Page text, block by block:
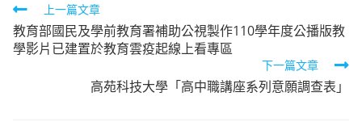
Read
more
articles
上一篇文章
教育部國民及學前教育署補助公視製作110學年度公播版教
學影片已建置於教育雲疫起線上看專區
下一篇文章
高苑科技大學「高中職講座系列意願調查表」